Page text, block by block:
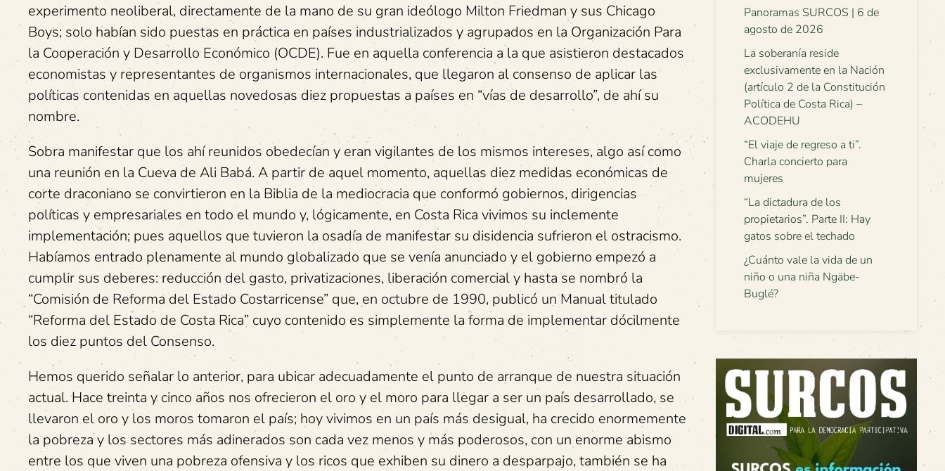
experimento neoliberal, directamente de la mano de su gran ideólogo Milton Friedman y sus Chicago
Boys; solo habían sido puestas en práctica en países industrializados y agrupados en la Organización Para
la Cooperación y Desarrollo Económico (OCDE). Fue en aquella conferencia a la que asistieron destacados
economistas y representantes de organismos internacionales, que llegaron al consenso de aplicar las
políticas contenidas en aquellas novedosas diez propuestas a países en “vías de desarrollo”, de ahí su
nombre.
Sobra manifestar que los ahí reunidos obedecían y eran vigilantes de los mismos intereses, algo así como
una reunión en la Cueva de Ali Babá. A partir de aquel momento, aquellas diez medidas económicas de
corte draconiano se convirtieron en la Biblia de la mediocracia que conformó gobiernos, dirigencias
políticas y empresariales en todo el mundo y, lógicamente, en Costa Rica vivimos su inclemente
implementación; pues aquellos que tuvieron la osadía de manifestar su disidencia sufrieron el ostracismo.
Habíamos entrado plenamente al mundo globalizado que se venía anunciado y el gobierno empezó a
cumplir sus deberes: reducción del gasto, privatizaciones, liberación comercial y hasta se nombró la
“Comisión de Reforma del Estado Costarricense” que, en octubre de 1990, publicó un Manual titulado
“Reforma del Estado de Costa Rica” cuyo contenido es simplemente la forma de implementar dócilmente
los diez puntos del Consenso.
Hemos querido señalar lo anterior, para ubicar adecuadamente el punto de arranque de nuestra situación
actual. Hace treinta y cinco años nos ofrecieron el oro y el moro para llegar a ser un país desarrollado, se
llevaron el oro y los moros tomaron el país; hoy vivimos en un país más desigual, ha crecido enormemente
la pobreza y los sectores más adinerados son cada vez menos y más poderosos, con un enorme abismo
entre los que viven una pobreza ofensiva y los ricos que exhiben su dinero a desparpajo, también se ha
Panoramas SURCOS | 6 de
agosto de 2026
La soberanía reside
exclusivamente en la Nación
(artículo 2 de la Constitución
Política de Costa Rica) –
ACODEHU
“El viaje de regreso a ti”.
Charla concierto para
mujeres
“La dictadura de los
propietarios”. Parte II: Hay
gatos sobre el techado
¿Cuánto vale la vida de un
niño o una niña Ngäbe-
Buglé?